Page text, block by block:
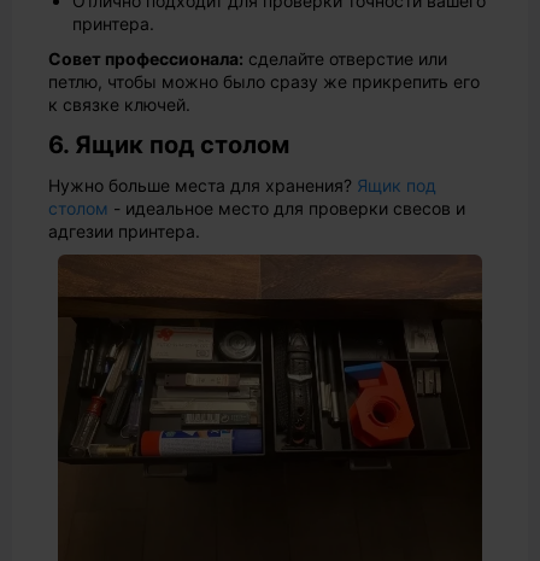
принтера.
Совет профессионала: сделайте отверстие или
петлю, чтобы можно было сразу же прикрепить его
к связке ключей.
6. Ящик под столом
Нужно больше места для хранения? Ящик под
столом - идеальное место для проверки свесов и
адгезии принтера.